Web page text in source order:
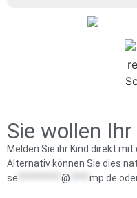
Sie wollen
Melden Sie ihr Kind direkt
Alternativ können Sie dies
se
@ mp.de